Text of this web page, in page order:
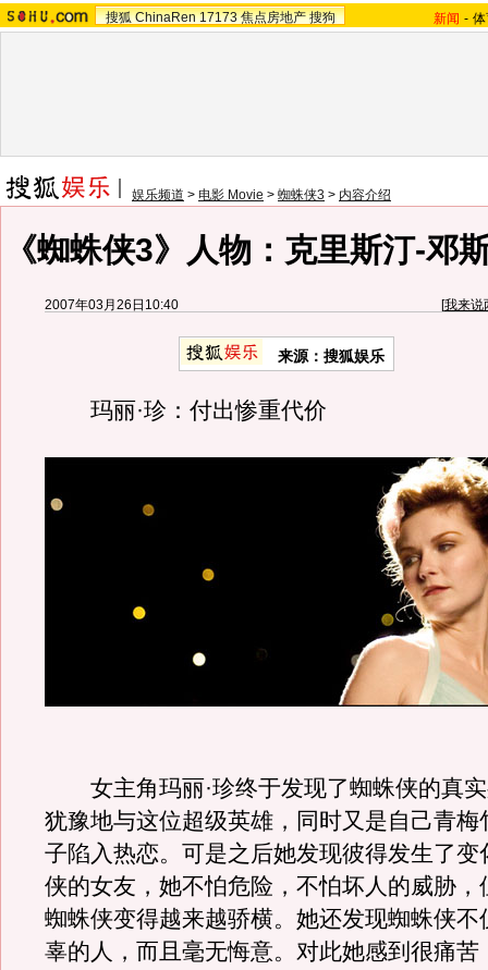
搜狐 ChinaRen 17173 焦点房地产 搜狗 新闻 -
娱乐频道 > 电影 Movie > 蜘蛛侠3 > 内容介绍
《蜘蛛侠3》人物：克里斯汀-邓
2007年03月26日10:40 [我来说
来源：搜狐娱乐
玛丽·珍：付出惨重代价
女主角玛丽·珍终于发现了蜘蛛侠的真实
犹豫地与这位超级英雄，同时又是自己青梅
子陷入热恋。可是之后她发现彼得发生了变
侠的女友，她不怕危险，不怕坏人的威胁，
蜘蛛侠变得越来越骄横。她还发现蜘蛛侠不
辜的人，而且毫无悔意。对此她感到很痛苦